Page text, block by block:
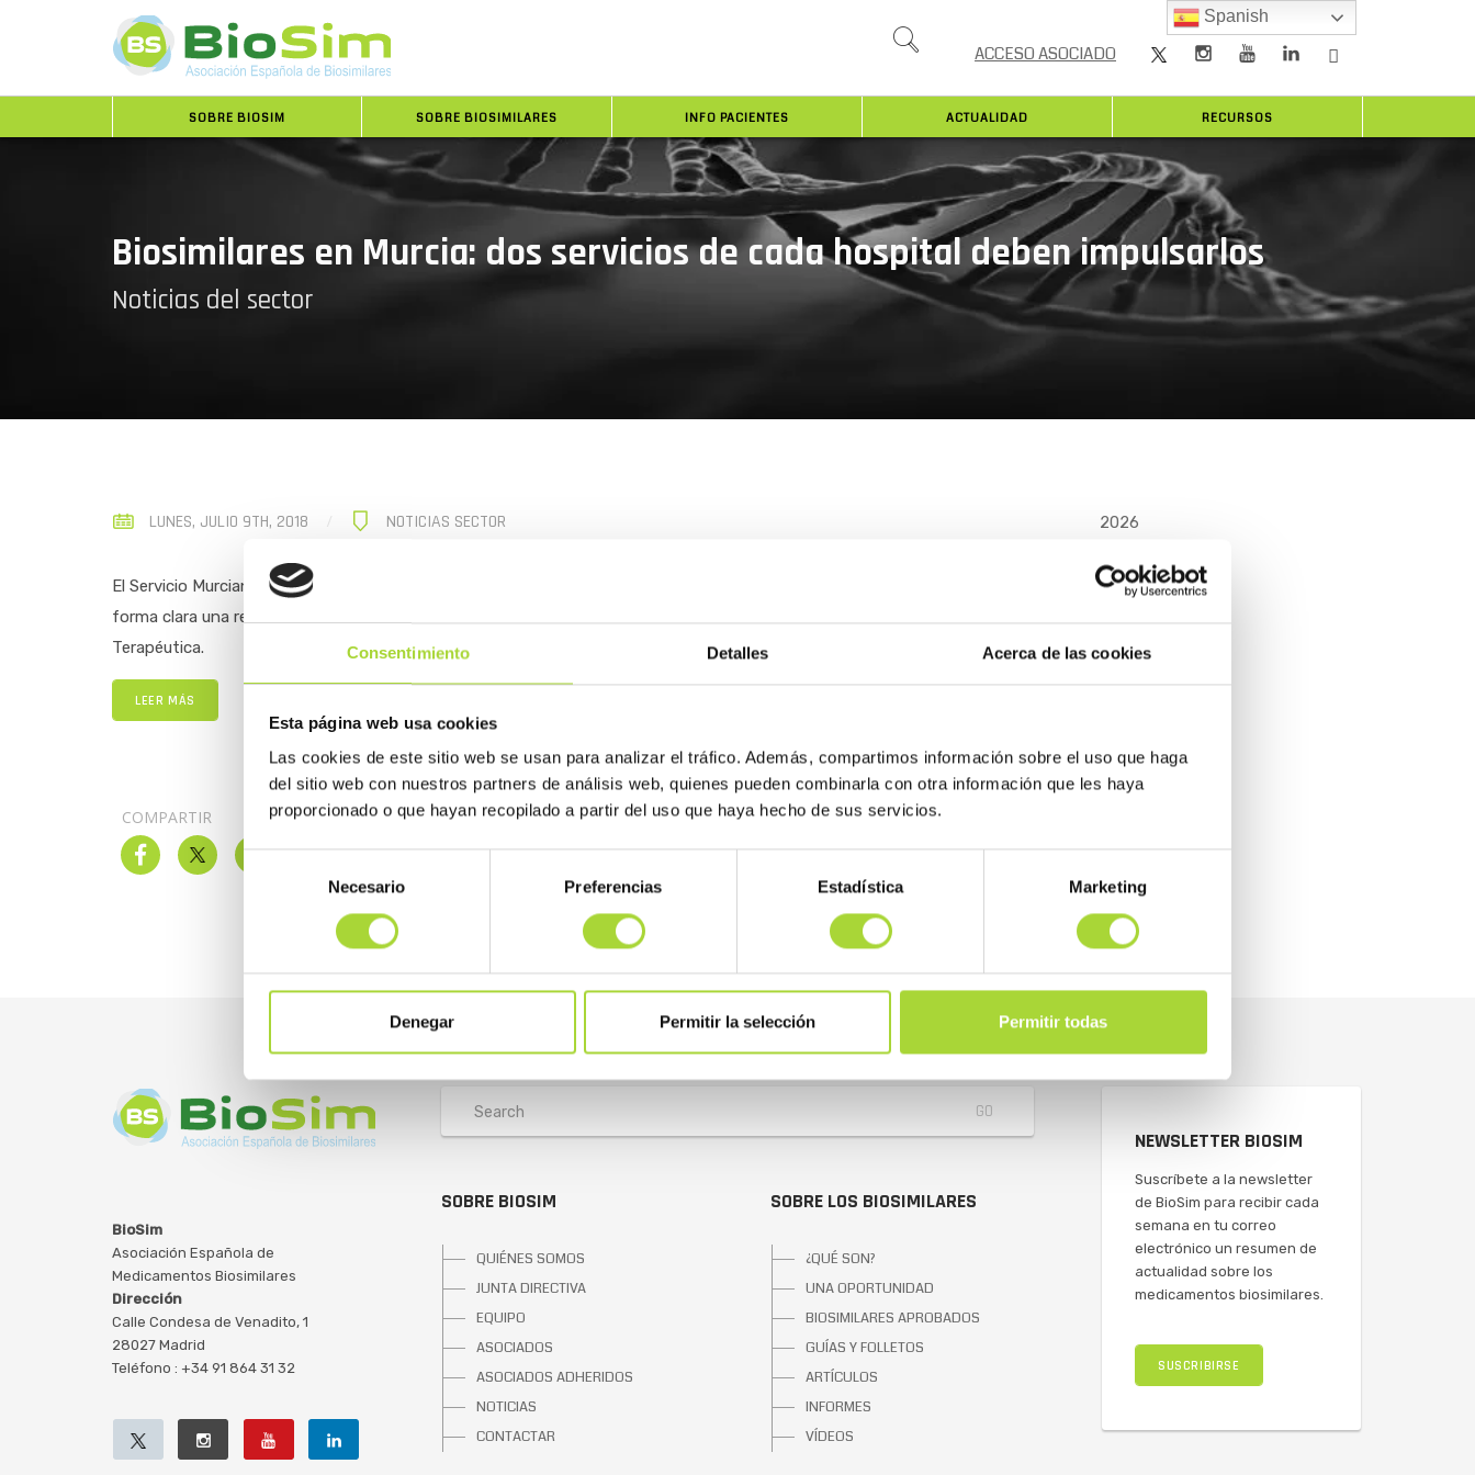
Consentimiento Detalles Acerca de las cookies
Esta página web usa cookies
Las cookies de este sitio web se usan para analizar el tráfico. Además, compartimos información sobre el uso que haga
del sitio web con nuestros partners de análisis web, quienes pueden combinarla con otra información que les haya
proporcionado o que hayan recopilado a partir del uso que haya hecho de sus servicios.
consentimiento
Necesario Preferencias Estadística Marketing
Denegar Permitir la selección Permitir todas
SOBRE BIOSIM SOBRE BIOSIMILARES INFO PACIENTES ACTUALIDAD RECURSOS
ACCESO ASOCIADO
Biosimilares en Murcia: dos servicios de cada hospital deben impulsarlos
Noticias del sector
LUNES, JULIO 9TH, 2018 NOTICIAS SECTOR
El Servicio Murciano de Salud mantiene una apuesta decidida por el uso de los medicamentos biosimilares. Así lo recoge de
forma clara una resolución de la comunidad autónoma desde 2017 por acuerdo de la Comisión Regional de Farmacia y
Terapéutica.
LEER MÁS
COMPARTIR
2026
BioSim
Asociación Española de
Medicamentos Biosimilares
Dirección
Calle Condesa de Venadito, 1
28027 Madrid
Teléfono : +34 91 864 31 32
SOBRE BIOSIM
QUIÉNES SOMOS
JUNTA DIRECTIVA
EQUIPO
ASOCIADOS
ASOCIADOS ADHERIDOS
NOTICIAS
CONTACTAR
SOBRE LOS BIOSIMILARES
¿QUÉ SON?
UNA OPORTUNIDAD
BIOSIMILARES APROBADOS
GUÍAS Y FOLLETOS
ARTÍCULOS
INFORMES
VÍDEOS
NEWSLETTER BIOSIM
Suscríbete a la newsletter
de BioSim para recibir cada
semana en tu correo
electrónico un resumen de
actualidad sobre los
medicamentos biosimilares.
SUSCRIBIRSE
Spanish